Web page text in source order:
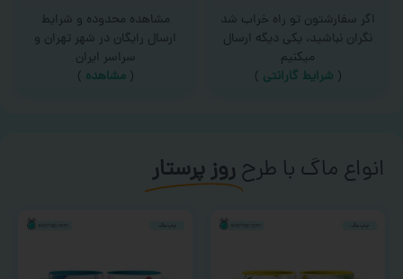
اگر سفارشتون تو راه خراب شد
نگران نباشید، یکی دیگه ارسال
میکنیم
( شرایط گارانتی )
مشاهده محدوده و شرایط
ارسال رایگان در شهر تهران و
سراسر ایران
(مشاهده )
انواع ماگ با طرحروز پرستار